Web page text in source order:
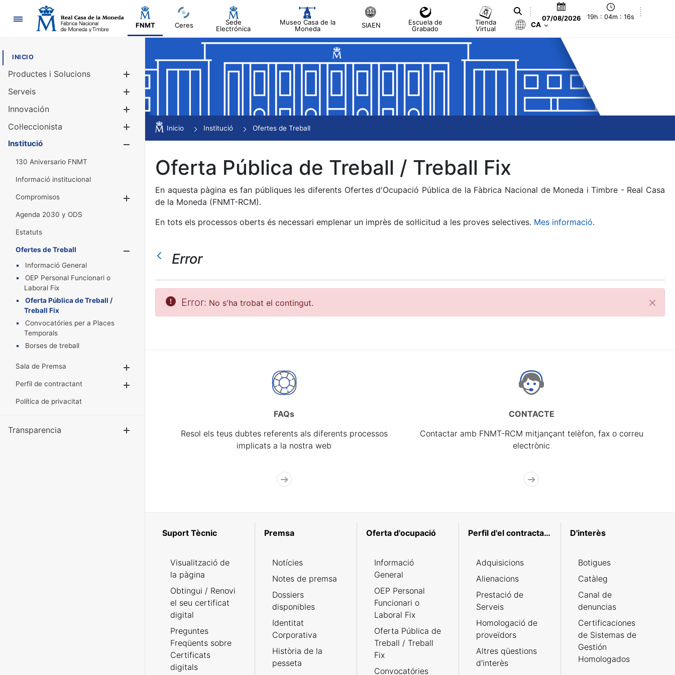
Navegació
FNMT Ceres
Sede
Electrónica
Museo Casa de la
Moneda
SIAEN
Escuela de
Grabado
Tienda
Virtual
07/08/2026 19h : 04m : 16s
CA
INICIO
Productes i Solucions
Mostra/Amaga
Serveis
Innovación
Col·leccionista
Mostra/Amaga
Institució
130 Aniversario FNMT
Informació institucional
Compromisos
Mostra/Amaga
Agenda 2030 y ODS
Estatuts
Ofertes de Treball
Informació General
OEP Personal Funcionari o
Laboral Fix
Oferta Pública de Treball /
Treball Fix
Convocatóries per a Places
Temporals
Borses de treball
Sala de Premsa
Perfil de contractant
Política de privacitat
Transparencia Mostra/Amaga
Inicio Institució Ofertes de Treball
Oferta Pública de Treball / Treball Fix
En aquesta pàgina es fan públiques les diferents Ofertes d'Ocupació Pública de la Fàbrica Nacional de Moneda i Timbre - Real Casa
de la Moneda (FNMT-RCM).
En tots els processos oberts és necessari emplenar un imprès de sol·licitud a les proves selectives. Mes informació.
Error
Tanca
Error: No s'ha trobat el contingut.
FAQs
Resol els teus dubtes referents als diferents processos
implicats a la nostra web
CONTACTE
Contactar amb FNMT-RCM mitjançant telèfon, fax o correu
electrònic
Suport Tècnic
Visualització de
la pàgina
Obtingui / Renovi
el seu certificat
digital
Preguntes
Freqüents sobre
Certificats
digitals
Premsa
Notícies
Notes de premsa
Dossiers
disponibles
Identitat
Corporativa
Història de la
pesseta
Oferta d'ocupació
Informació
General
OEP Personal
Funcionari o
Laboral Fix
Oferta Pública de
Treball / Treball
Fix
Convocatóries
Perfil d'el contractant
Adquisicions
Alienacions
Prestació de
Serveis
Homologació de
proveïdors
Altres qüestions
d'interès
D'interès
Botigues
Catàleg
Canal de
denuncias
Certificaciones
de Sistemas de
Gestión
Homologados